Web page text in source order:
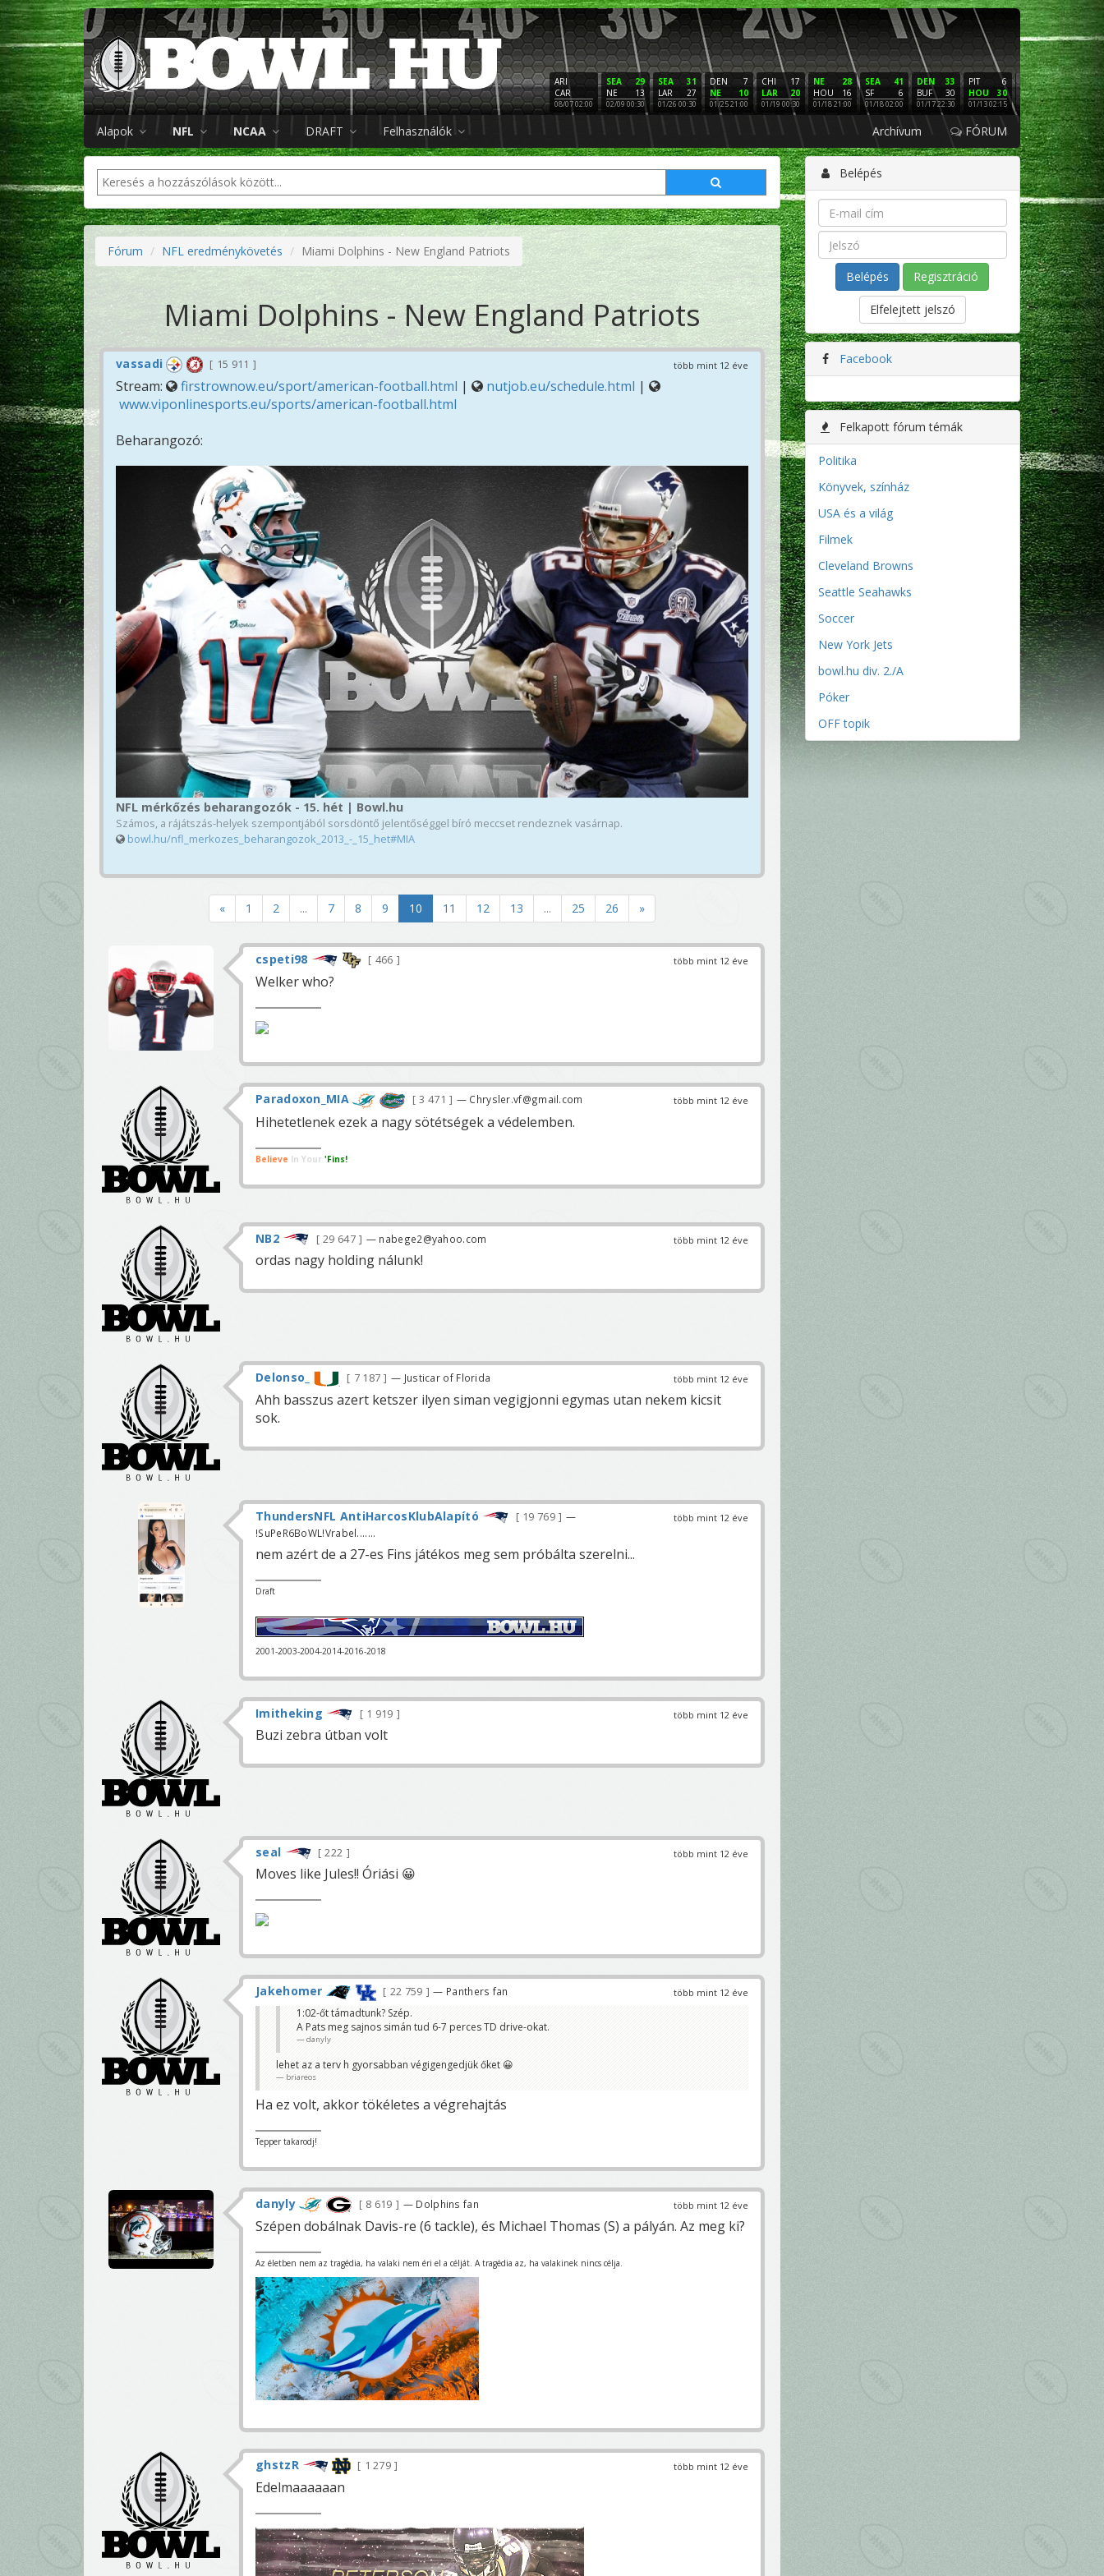
ARI
CAR
08/07 02:00
29
SEA
13
NE
02/09 00:30
31
SEA
27
LAR
01/26 00:30
7
DEN
10
NE
01/25 21:00
17
CHI
20
LAR
01/19 00:30
28
NE
16
HOU
01/18 21:00
41
SEA
6
SF
01/18 02:00
33
DEN
30
BUF
01/17 22:30
6
PIT
30
HOU
01/13 02:15
16
NE
3
LAC
01/12 02:00
PHI
SF
01/11
Alapok NFL NCAA DRAFT Felhasználók Archívum FÓRUM
Fórum NFL eredménykövetés Miami Dolphins - New England Patriots
Miami Dolphins - New England Patriots
több mint 12 éve
vassadi 15 911
Stream: firstrownow.eu/sport/american-football.html | nutjob.eu/schedule.html |
www.viponlinesports.eu/sports/american-football.html
Beharangozó:
NFL mérkőzés beharangozók - 15. hét | Bowl.hu
Számos, a rájátszás-helyek szempontjából sorsdöntő jelentőséggel bíró meccset rendeznek vasárnap.
bowl.hu/nfl_merkozes_beharangozok_2013_-_15_het#MIA
« 1 2 ... 7 8 9 10 11 12 13 ... 25 26 »
több mint 12 éve
cspeti98 466
Welker who?
több mint 12 éve
Paradoxon_MIA 3 471 — Chrysler.vf@gmail.com
Hihetetlenek ezek a nagy sötétségek a védelemben.
Believe In Your 'Fins!
több mint 12 éve
NB2 29 647 — nabege2@yahoo.com
ordas nagy holding nálunk!
több mint 12 éve
Delonso_ 7 187 — Justicar of Florida
Ahh basszus azert ketszer ilyen siman vegigjonni egymas utan nekem kicsit
sok.
több mint 12 éve
ThundersNFL AntiHarcosKlubAlapító 19 769
—
!SuPeR6BoWL!Vrabel.......
nem azért de a 27-es Fins játékos meg sem próbálta szerelni...
Draft
2001-2003-2004-2014-2016-2018
több mint 12 éve
Imitheking 1 919
Buzi zebra útban volt
több mint 12 éve
seal 222
Moves like Jules!! Óriási 😀
több mint 12 éve
Jakehomer 22 759 — Panthers fan
1:02-őt támadtunk? Szép.
A Pats meg sajnos simán tud 6-7 perces TD drive-okat.
danyly
lehet az a terv h gyorsabban végigengedjük őket 😀
briareos
Ha ez volt, akkor tökéletes a végrehajtás
Tepper takarodj!
több mint 12 éve
danyly 8 619 — Dolphins fan
Szépen dobálnak Davis-re (6 tackle), és Michael Thomas (S) a pályán. Az meg ki?
Az életben nem az tragédia, ha valaki nem éri el a célját. A tragédia az, ha valakinek nincs célja.
több mint 12 éve
ghstzR 1 279
Edelmaaaaaan
Belépés
Regisztráció
Elfelejtett jelszó
Facebook
Felkapott fórum témák
Politika
Könyvek, színház
USA és a világ
Filmek
Cleveland Browns
Seattle Seahawks
Soccer
New York Jets
bowl.hu div. 2./A
Póker
OFF topik